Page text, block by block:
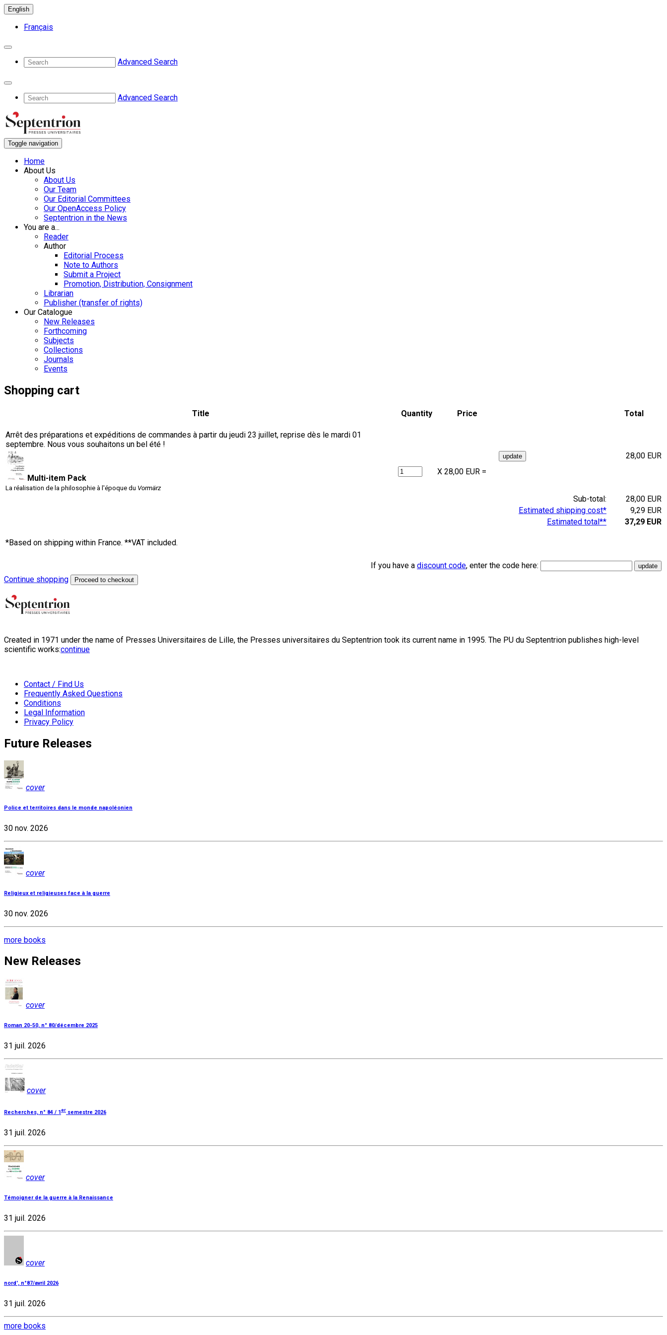
English
Français
Advanced Search
Advanced Search
Toggle navigation
Home
About Us
About Us
Our Team
Our Editorial Committees
Our OpenAccess Policy
Septentrion in the News
You are a...
Reader
Author
Editorial Process
Note to Authors
Submit a Project
Promotion, Distribution, Consignment
Librarian
Publisher (transfer of rights)
Our Catalogue
New Releases
Forthcoming
Subjects
Collections
Journals
Events
Shopping cart
Arrêt des préparations et expéditions de commandes à partir du jeudi 23 juillet, reprise dès le mardi 01
septembre. Nous vous souhaitons un bel été !
Title Quantity Price Total
Multi-item Pack
La réalisation de la philosophie à l'époque du Vormärz
X 28,00 EUR =
28,00 EUR
Sub-total:
28,00 EUR
Estimated shipping cost*
9,29 EUR
Estimated total**
37,29 EUR
*Based on shipping within France. **VAT included.
If you have a discount code, enter the code here:
Continue shopping
Proceed to checkout
Created in 1971 under the name of Presses Universitaires de Lille, the Presses universitaires du Septentrion took its current name in 1995. The PU du Septentrion publishes high-level
scientific works:continue
Contact / Find Us
Frequently Asked Questions
Conditions
Legal Information
Privacy Policy
Future Releases
cover
Police et territoires dans le monde napoléonien
30 nov. 2026
cover
Religieux et religieuses face à la guerre
30 nov. 2026
more books
New Releases
cover
Roman 20-50, n° 80/décembre 2025
31 juil. 2026
cover
Recherches, n° 84 / 1er semestre 2026
31 juil. 2026
cover
Témoigner de la guerre à la Renaissance
31 juil. 2026
cover
nord', n°87/avril 2026
31 juil. 2026
more books